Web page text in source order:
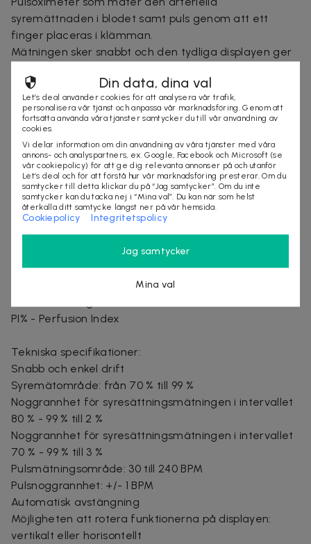
syremättnaden i blodet samt puls genom att ett
finger placeras i klämman.
Mätningen sker snabbt och den tydliga displayen ger
Oximeterdrift:
Öppna klämman genom att trycka på PUSH-knappen
längst upp
Placera fingret så att det är parallellt med marken
Slå på oximetern med den vita knappen
Läs det erhållna måttet
Ta bort fingret från oximetern, enheten stängs av
efter ett tag
Symbolbeteckning:
% Sp02 - syresättning av kroppen - normen från 94 till
100%
PR - puls - normen beroende på ålder
PI% - Perfusion Index
Tekniska specifikationer:
Snabb och enkel drift
Syremätområde: från 70 % till 99 %
Noggrannhet för syresättningsmätningen i intervallet
80 % - 99 % till 2 %
Noggrannhet för syresättningsmätningen i intervallet
70 % - 99 % till 3 %
Pulsmätningsområde: 30 till 240 BPM
Pulsnoggrannhet: +/- 1 BPM
Automatisk avstängning
Möjligheten att rotera funktionerna på displayen:
vertikalt eller horisontellt
Din data, dina val
Let’s deal använder cookies för att analysera vår trafik,
personalisera vår tjänst och anpassa vår marknadsföring. Genom att
fortsätta använda våra tjänster samtycker du till vår användning av
cookies.
Vi delar information om din användning av våra tjänster med våra
annons- och analyspartners, ex. Google, Facebook och Microsoft (se
vår cookiepolicy) för att ge dig relevanta annonser på och utanför
Let’s deal och för att förstå hur vår marknadsföring presterar. Om du
samtycker till detta klickar du på “Jag samtycker”. Om du inte
samtycker kan du tacka nej i “Mina val”. Du kan när som helst
återkalla ditt samtycke längst ner på vår hemsida.
Cookiepolicy Integritetspolicy
Jag samtycker
Mina val